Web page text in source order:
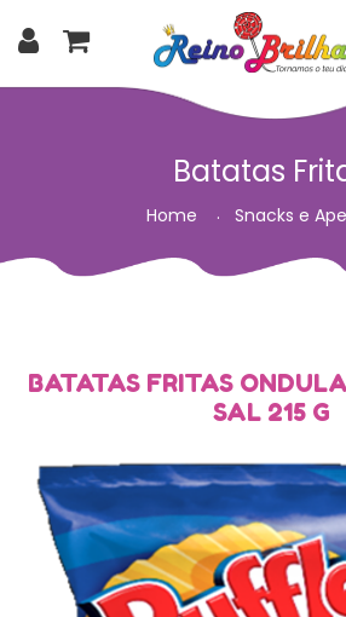
Batatas
Home Snacks e
BATATAS FRITAS
SAL 215 G